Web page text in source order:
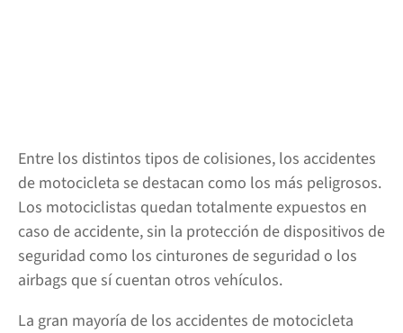
Entre los distintos tipos de colisiones, los accidentes
de motocicleta se destacan como los más peligrosos.
Los motociclistas quedan totalmente expuestos en
caso de accidente, sin la protección de dispositivos de
seguridad como los cinturones de seguridad o los
airbags que sí cuentan otros vehículos.
La gran mayoría de los accidentes de motocicleta